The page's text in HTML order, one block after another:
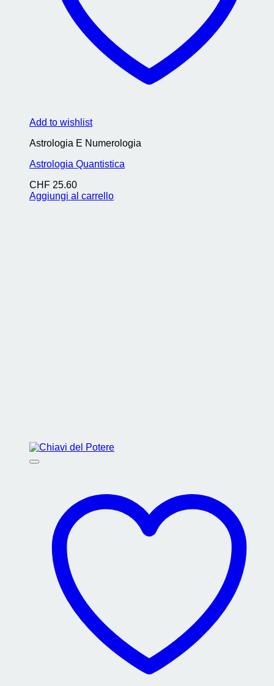
Add to wishlist
Astrologia E Numerologia
Astrologia Quantistica
CHF 25.60
Aggiungi al carrello